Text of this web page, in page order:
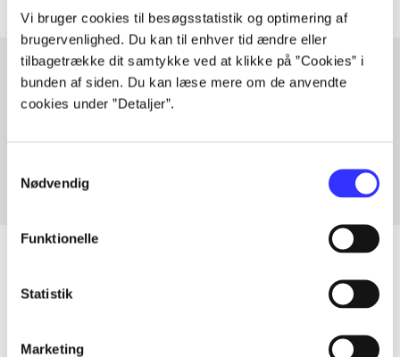
Vi bruger cookies til besøgsstatistik og optimering af
brugervenlighed. Du kan til enhver tid ændre eller
tilbagetrække dit samtykke ved at klikke på ”Cookies” i
bunden af siden. Du kan læse mere om de anvendte
cookies under ”Detaljer”.
Nødvendig
Funktionelle
Statistik
Marketing
Artikler med samme emner